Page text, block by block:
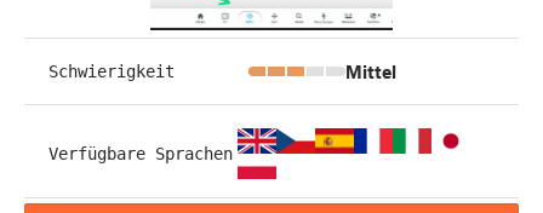
Schwierigkeit Mittel
Verfügbare Sprachen